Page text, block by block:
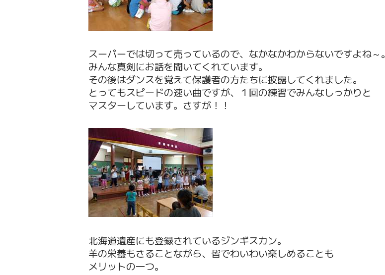
スーパーでは切って売っているので、なかなかわからないですよね～。
みんな真剣にお話を聞いてくれています。
その後はダンスを覚えて保護者の方たちに披露してくれました。
とってもスピードの速い曲ですが、１回の練習でみんなしっかりと
マスターしています。さすが！！
北海道遺産にも登録されているジンギスカン。
羊の栄養もさることながら、皆でわいわい楽しめることも
メリットの一つ。